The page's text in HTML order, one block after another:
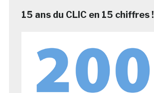
15 ans du CLIC en 15 chiffres !